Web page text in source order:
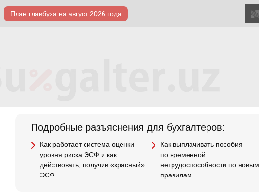
План главбуха на август 2026 года
Подробные разъяснения для бухгалтеров:
Как работает система оценки
уровня риска ЭСФ и как
действовать, получив «красный»
ЭСФ
Как выплачивать пособия
по временной
нетрудоспособности по новым
правилам